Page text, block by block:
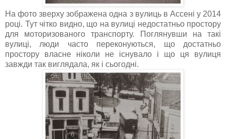
На фото зверху зображена одна з вулиць в Ассені у 2014
році. Тут чітко видно, що на вулиці недостатньо простору
для моторизованого транспорту. Поглянувши на такі
вулиці, люди часто переконуються, що достатньо
простору власне ніколи не існувало і що ця вулиця
завжди так виглядала, як і сьогодні.